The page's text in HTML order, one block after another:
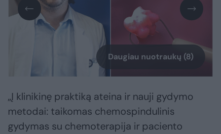
Daugiau nuotraukų (8)
„Į klinikinę praktiką ateina ir nauji gydymo
metodai: taikomas chemospindulinis
gydymas su chemoterapija ir paciento